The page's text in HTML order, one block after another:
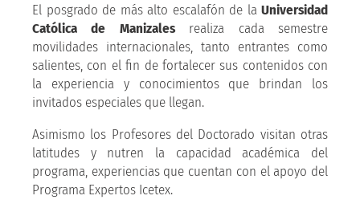
El posgrado de más alto escalafón de laUniversidad
Católica de Manizalesrealiza cada semestre
movilidades internacionales, tanto entrantes como
salientes, con el fin de fortalecer sus contenidos con
la experiencia y conocimientos que brindan los
invitados especiales que llegan.
Asimismo los Profesores del Doctorado visitan otras
latitudes y nutren la capacidad académica del
programa, experiencias que cuentan con el apoyo del
Programa Expertos Icetex.